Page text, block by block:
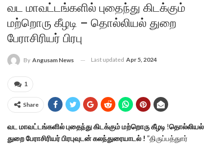
வட மாவட்டங்களில் புதைந்து கிடக்கும்
மற்றொரு கீழடி – தொல்லியல் துறை
பேராசிரியர் பிரபு
By Angusam News Last updated Apr 5, 2024
1
Share
வட மாவட்டங்களில் புதைந்து கிடக்கும் மற்றொரு கீழடி !தொல்லியல்
துறை பேராசிரியர் பிரபுவுடன் கலந்துரையாடல் ! ”திருப்பத்துார்